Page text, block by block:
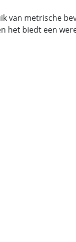
van metrische
het biedt een